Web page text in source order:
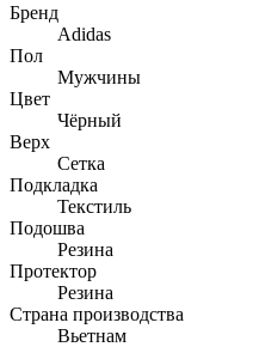
Бренд
Adidas
Пол
Мужчины
Цвет
Чёрный
Верх
Сетка
Подкладка
Текстиль
Подошва
Резина
Протектор
Резина
Страна производства
Вьетнам